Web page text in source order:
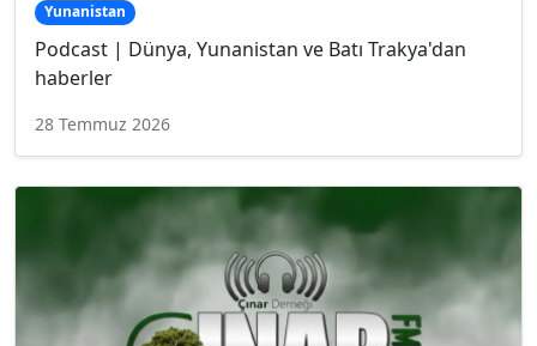
Yunanistan
Podcast | Dünya, Yunanistan ve Batı Trakya'dan
haberler
28 Temmuz 2026